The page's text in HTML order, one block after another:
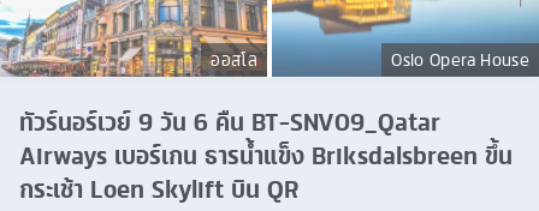
ออสโล Oslo Opera House
ทัวร์นอร์เวย์ 9 วัน 6 คืน BT-SNV09_Qatar
Airways เบอร์เกน ธารน้ำแข็ง Briksdalsbreen ขึ้น
กระเช้า Loen Skylift บิน QR